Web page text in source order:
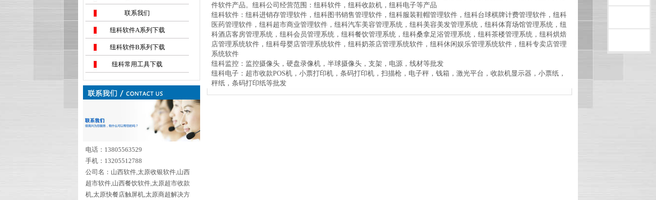
联系我们
纽科软件A系列下载
纽科软件B系列下载
纽科常用工具下载
电话：13805563529
手机：13205512788
公司名：山西软件,太原收银软件,山西
超市软件,山西餐饮软件,太原超市收款
机,太原快餐店触屏机,太原商超解决方
件软件产品。纽科公司经营范围：纽科软件，纽科收款机，纽科电子等产品
纽科软件：纽科进销存管理软件，纽科图书销售管理软件，纽科服装鞋帽管理软件，纽科台球棋牌计费管理软件，纽科
医药管理软件，纽科超市商业管理软件，纽科汽车美容管理系统，纽科美容美发管理系统，纽科体育场馆管理系统，纽
科酒店客房管理系统，纽科会员管理系统，纽科餐饮管理系统，纽科桑拿足浴管理系统，纽科茶楼管理系统，纽科烘焙
店管理系统软件，纽科母婴店管理系统软件，纽科奶茶店管理系统软件，纽科休闲娱乐管理系统软件，纽科专卖店管理
系统软件
纽科监控：监控摄像头，硬盘录像机，半球摄像头，支架，电源，线材等批发
纽科电子：超市收款POS机，小票打印机，条码打印机，扫描枪，电子秤，钱箱，激光平台，收款机显示器，小票纸，
秤纸，条码打印纸等批发
售后咨询